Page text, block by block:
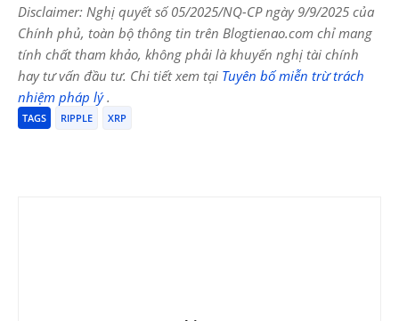
Disclaimer: Nghị quyết số 05/2025/NQ-CP ngày 9/9/2025 của
Chính phủ, toàn bộ thông tin trên Blogtienao.com chỉ mang
tính chất tham khảo, không phải là khuyến nghị tài chính
hay tư vấn đầu tư. Chi tiết xem tại Tuyên bố miễn trừ trách
nhiệm pháp lý.
TAGS RIPPLE XRP